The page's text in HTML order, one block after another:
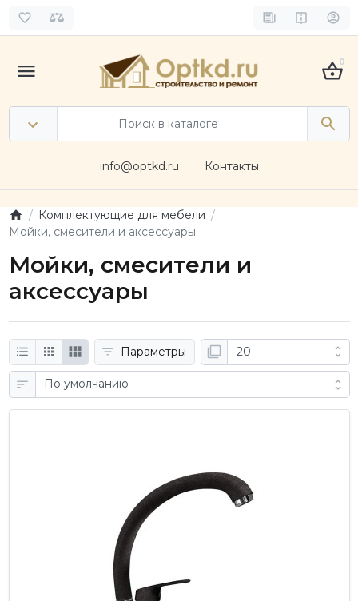
0
info@optkd.ru Контакты
Комплектующие для мебели
Мойки, смесители и аксессуары
Мойки, смесители и
аксессуары
Параметры